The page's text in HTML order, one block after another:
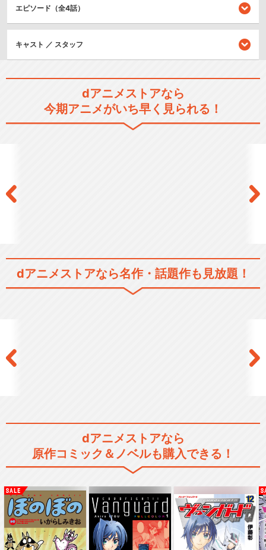
ショート
閉じる
エピソード（全4話）
キャスト ／ スタッフ
dアニメストアなら
今期アニメがいち早く見られる！
dアニメストアなら名作・話題作も見放題！
dアニメストアなら
原作コミック＆ノベルも購入できる！